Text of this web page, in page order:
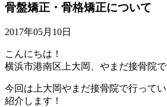
骨盤矯正・骨格矯正について
2017年05月10日
こんにちは！
横浜市港南区上大岡、やまだ接骨院
今回は上大岡やまだ接骨院で行って
紹介します！